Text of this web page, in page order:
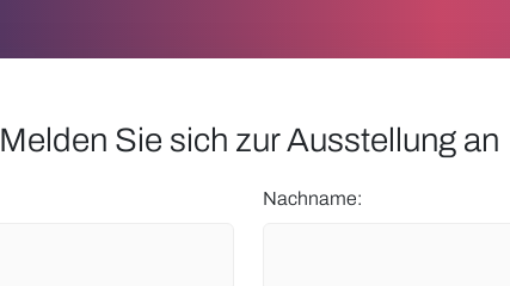
Melden Sie sich zur Ausstellung an
Nachname: